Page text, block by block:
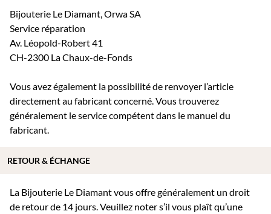
Bijouterie Le Diamant, Orwa SA
Service réparation
Av. Léopold-Robert 41
CH-2300 La Chaux-de-Fonds
Vous avez également la possibilité de renvoyer l’article
directement au fabricant concerné. Vous trouverez
généralement le service compétent dans le manuel du
fabricant.
La Bijouterie Le Diamant vous offre généralement un droit
de retour de 14 jours. Veuillez noter s’il vous plaît qu’une
RETOUR & ÉCHANGE